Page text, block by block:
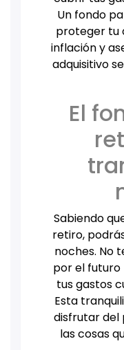
Un fondo
proteger tu
inflación y
adquisitivo
El
Sabiendo
retiro,
noches. No
por el futuro
tus gastos
Esta
disfrutar del
las cosas